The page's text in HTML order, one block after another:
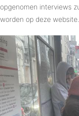
opgenomen interviews
worden op deze website.